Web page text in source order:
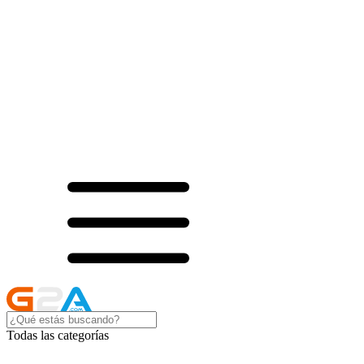
Todas las categorías